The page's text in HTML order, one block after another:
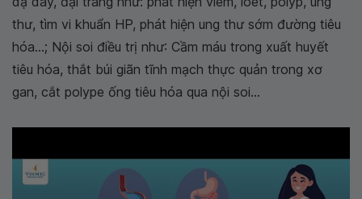
thư, tìm vi khuẩn HP, phát hiện ung thư sớm đường tiêu
hóa...; Nội soi điều trị như: Cầm máu trong xuất huyết
tiêu hóa, thắt búi giãn tĩnh mạch thực quản trong xơ
gan, cắt polype ống tiêu hóa qua nội soi...